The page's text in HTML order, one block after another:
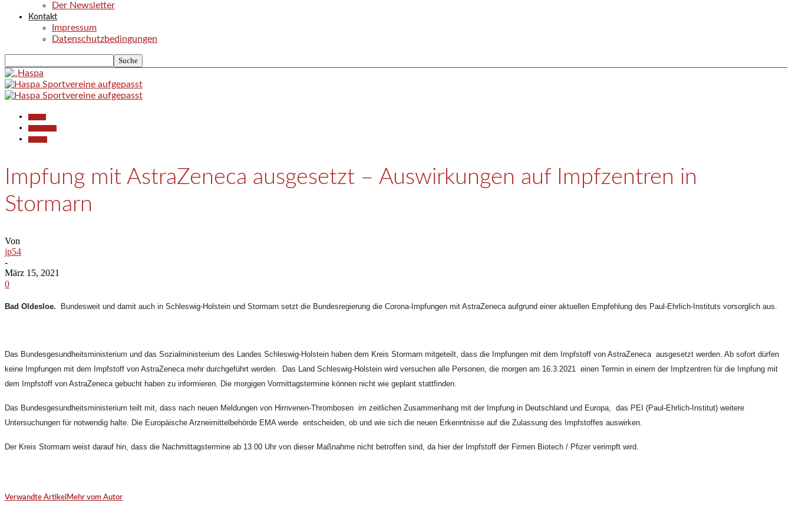
Der Newsletter
Kontakt
Impressum
Datenschutzbedingungen
Impfung mit AstraZeneca ausgesetzt – Auswirkungen auf Impfzentren in
Stormarn
Von
jp54
-
März 15, 2021
0
Bad Oldesloe. Bundesweit und damit auch in Schleswig-Holstein und Stormarn setzt die Bundesregierung die Corona-Impfungen mit AstraZeneca aufgrund einer aktuellen Empfehlung des Paul-Ehrlich-Instituts vorsorglich aus.
Das Bundesgesundheitsministerium und das Sozialministerium des Landes Schleswig-Holstein haben dem Kreis Stormarn mitgeteilt, dass die Impfungen mit dem Impfstoff von AstraZeneca ausgesetzt werden. Ab sofort dürfen
keine Impfungen mit dem Impfstoff von AstraZeneca mehr durchgeführt werden. Das Land Schleswig-Holstein wird versuchen alle Personen, die morgen am 16.3.2021 einen Termin in einem der Impfzentren für die Impfung mit
dem Impfstoff von AstraZeneca gebucht haben zu informieren. Die morgigen Vormittagstermine können nicht wie geplant stattfinden.
Das Bundesgesundheitsministerium teilt mit, dass nach neuen Meldungen von Hirnvenen-Thrombosen im zeitlichen Zusammenhang mit der Impfung in Deutschland und Europa, das PEI (Paul-Ehrlich-Institut) weitere
Untersuchungen für notwendig halte. Die Europäische Arzneimittelbehörde EMA werde entscheiden, ob und wie sich die neuen Erkenntnisse auf die Zulassung des Impfstoffes auswirken.
Der Kreis Stormarn weist darauf hin, dass die Nachmittagstermine ab 13.00 Uhr von dieser Maßnahme nicht betroffen sind, da hier der Impfstoff der Firmen Biotech / Pfizer verimpft wird.
Verwandte Artikel Mehr vom Autor